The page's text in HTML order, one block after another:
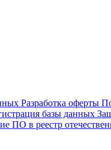
Разработка оферты
базы данных
ПО в реестр